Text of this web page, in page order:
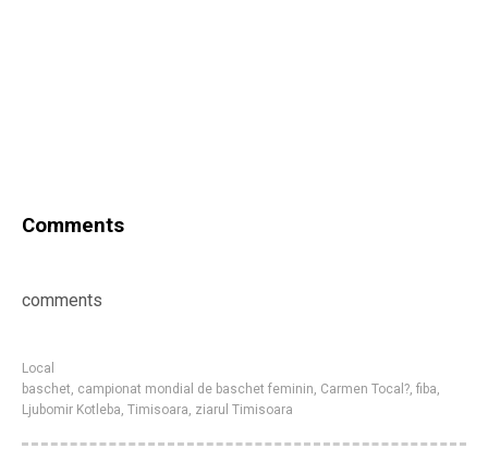
Comments
comments
Local
baschet, campionat mondial de baschet feminin, Carmen Tocal?, fiba,
Ljubomir Kotleba, Timisoara, ziarul Timisoara